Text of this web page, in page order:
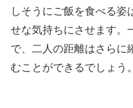
しそうにご飯を食べる姿
せな気持ちにさせます。
で、二人の距離はさらに
むことができるでしょう。